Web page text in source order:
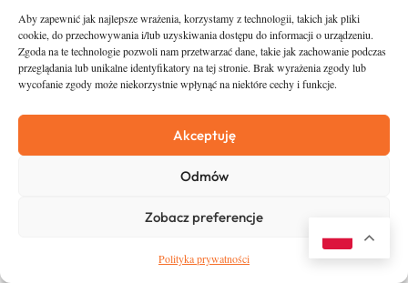
Aby zapewnić jak najlepsze wrażenia, korzystamy z technologii, takich jak pliki
cookie, do przechowywania i/lub uzyskiwania dostępu do informacji o urządzeniu.
Zgoda na te technologie pozwoli nam przetwarzać dane, takie jak zachowanie podczas
przeglądania lub unikalne identyfikatory na tej stronie. Brak wyrażenia zgody lub
wycofanie zgody może niekorzystnie wpłynąć na niektóre cechy i funkcje.
Akceptuję
Odmów
Zobacz preferencje
Polityka prywatności
gwarantowały biegaczom pozostawanie widocznym podczas
treningów w ciemności.
Powierzchnia kurtki została pokryta odblaskową powłoką,
zapewniającym widoczność w zakresie 360 stopni.